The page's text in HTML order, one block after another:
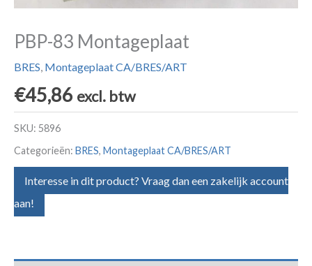
PBP-83 Montageplaat
BRES, Montageplaat CA/BRES/ART
€45,86 excl. btw
SKU: 5896
Categorieën: BRES, Montageplaat CA/BRES/ART
Interesse in dit product? Vraag dan een zakelijk account
aan!